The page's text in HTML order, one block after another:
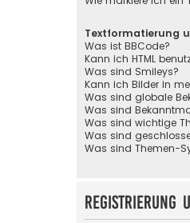
Textformatierung
Was ist BBCode?
Kann ich HTML
Was sind Smileys?
Kann ich Bilder in
Was sind globale
Was sind
Was sind wichtige
Was sind
Was sind Themen-
Registrierung